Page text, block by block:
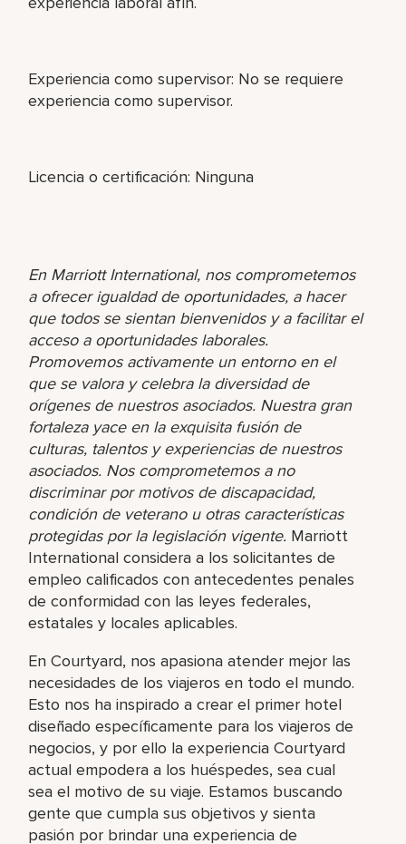
Experiencia como supervisor: No se requiere
experiencia como supervisor.
Licencia o certificación: Ninguna
En Marriott International, nos comprometemos
a ofrecer igualdad de oportunidades, a hacer
que todos se sientan bienvenidos y a facilitar el
acceso a oportunidades laborales.
Promovemos activamente un entorno en el
que se valora y celebra la diversidad de
orígenes de nuestros asociados. Nuestra gran
fortaleza yace en la exquisita fusión de
culturas, talentos y experiencias de nuestros
asociados. Nos comprometemos a no
discriminar por motivos de discapacidad,
condición de veterano u otras características
protegidas por la legislación vigente. Marriott
International considera a los solicitantes de
empleo calificados con antecedentes penales
de conformidad con las leyes federales,
estatales y locales aplicables.
En Courtyard, nos apasiona atender mejor las
necesidades de los viajeros en todo el mundo.
Esto nos ha inspirado a crear el primer hotel
diseñado específicamente para los viajeros de
negocios, y por ello la experiencia Courtyard
actual empodera a los huéspedes, sea cual
sea el motivo de su viaje. Estamos buscando
gente que cumpla sus objetivos y sienta
pasión por brindar una experiencia de